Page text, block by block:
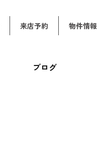
来店予約 物件情報
ブログ